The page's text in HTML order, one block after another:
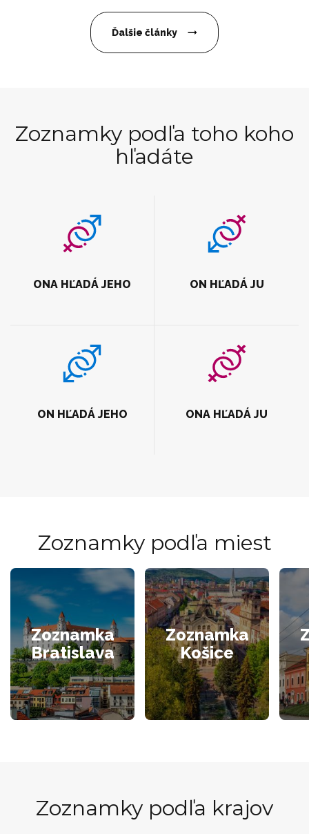
Ďalšie články
Zoznamky podľa toho koho
hľadáte
ONA HĽADÁ JEHO ON HĽADÁ JU
ON HĽADÁ JEHO ONA HĽADÁ JU
Zoznamky podľa miest
Zoznamka
Bratislava
Zoznamka
Košice
Zoznamky podľa krajov